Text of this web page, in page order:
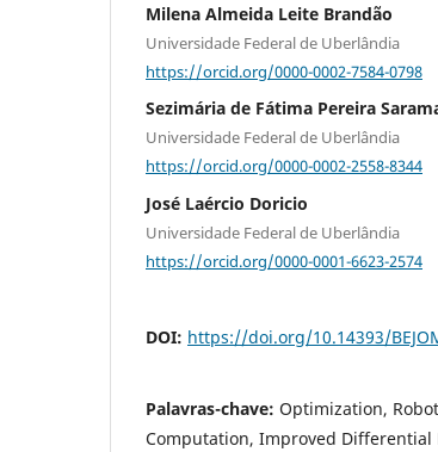
Milena Almeida Leite Brandão
Universidade Federal de Uberlândia
https://orcid.org/0000-0002-7584-0798
Sezimária de Fátima Pereira
Universidade Federal de Uberlândia
https://orcid.org/0000-0002-2558-8344
José Laércio Doricio
Universidade Federal de Uberlândia
https://orcid.org/0000-0001-6623-2574
DOI: https://doi.org/10.14393/
Palavras-chave: Optimization,
Computation, Improved Differential